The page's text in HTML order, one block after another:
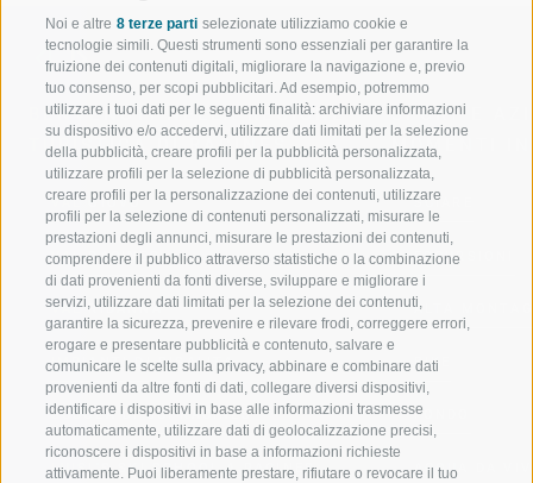
Noi e altre 8 terze parti selezionate utilizziamo cookie e
tecnologie simili. Questi strumenti sono essenziali per garantire la
fruizione dei contenuti digitali, migliorare la navigazione e, previo
tuo consenso, per scopi pubblicitari. Ad esempio, potremmo
utilizzare i tuoi dati per le seguenti finalità: archiviare informazioni
su dispositivo e/o accedervi, utilizzare dati limitati per la selezione
della pubblicità, creare profili per la pubblicità personalizzata,
utilizzare profili per la selezione di pubblicità personalizzata,
creare profili per la personalizzazione dei contenuti, utilizzare
profili per la selezione di contenuti personalizzati, misurare le
prestazioni degli annunci, misurare le prestazioni dei contenuti,
comprendere il pubblico attraverso statistiche o la combinazione
di dati provenienti da fonti diverse, sviluppare e migliorare i
servizi, utilizzare dati limitati per la selezione dei contenuti,
garantire la sicurezza, prevenire e rilevare frodi, correggere errori,
erogare e presentare pubblicità e contenuto, salvare e
comunicare le scelte sulla privacy, abbinare e combinare dati
provenienti da altre fonti di dati, collegare diversi dispositivi,
identificare i dispositivi in base alle informazioni trasmesse
automaticamente, utilizzare dati di geolocalizzazione precisi,
riconoscere i dispositivi in base a informazioni richieste
attivamente. Puoi liberamente prestare, rifiutare o revocare il tuo
BENVENUTI NELLA REGIONE
TURISTICA DI RACINES
VAL GIOVO
VAL RACINES
VAL RIDANNA
IMPIANTI DI RISALITA
SCUOLA DI SCI RACINES
LUISL'S SKI SCHOOL A RACINES
SPORT E
MOMENTI
SCIARE
ESCURSIONI
ALTA
BIKE
FONDO
ACQUA DA